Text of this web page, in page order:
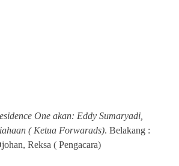
One akan: Eddy Sumaryadi,
( Ketua Forwarads). Belakang :
Reksa ( Pengacara)